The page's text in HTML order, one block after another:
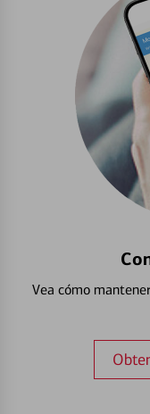
Vea cómo